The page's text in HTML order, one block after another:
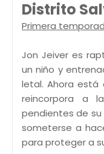
Distrito
Primera
Jon Jeiver es
un niño y
letal. Ahora está
reincorpora a
pendientes de
someterse a
para proteger a